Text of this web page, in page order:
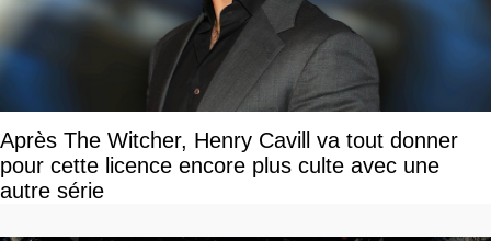
Après The Witcher, Henry Cavill va tout donner
pour cette licence encore plus culte avec une
autre série